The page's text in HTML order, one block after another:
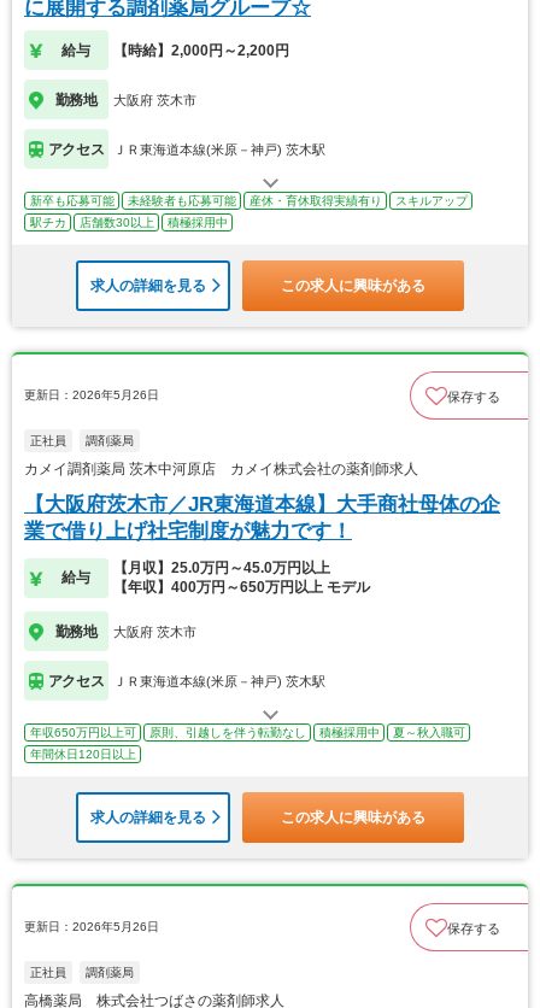
に展開する調剤薬局グループ☆
給与 【時給】2,000円～2,200円
勤務地 大阪府 茨木市
アクセス ＪＲ東海道本線(米原－神戸) 茨木駅
新卒も応募可能 未経験者も応募可能 産休・育休取得実績有り
スキルアップ
駅チカ
店舗数30以上 積極採用中
求人の詳細を見る この求人に興味がある
更新日：2026年5月26日 保存する
正社員 調剤薬局
カメイ調剤薬局 茨木中河原店 カメイ株式会社の薬剤師求人
【大阪府茨木市／JR東海道本線】大手商社母体の企
業で借り上げ社宅制度が魅力です！
給与
【月収】25.0万円～45.0万円以上
【年収】400万円～650万円以上 モデル
勤務地 大阪府 茨木市
アクセス ＪＲ東海道本線(米原－神戸) 茨木駅
年収650万円以上可 原則、引越しを伴う転勤なし 積極採用中
夏～秋入職可
年間休日120日以上
求人の詳細を見る この求人に興味がある
更新日：2026年5月26日 保存する
正社員 調剤薬局
高橋薬局 株式会社つばさの薬剤師求人